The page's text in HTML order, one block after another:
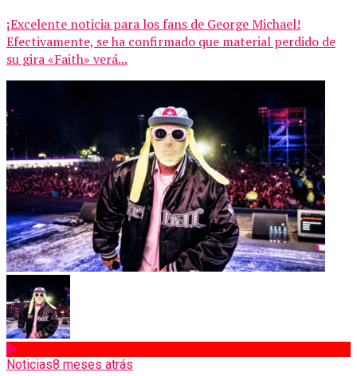
¡Excelente noticia para los fans de George Michael!
Efectivamente, se ha confirmado que material perdido de
su gira «Faith» verá...
Noticias8 meses atrás